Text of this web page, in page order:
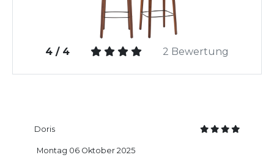
4 / 4 2 Bewertung
Doris
Montag 06 Oktober 2025